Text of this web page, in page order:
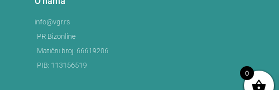
info@vgr.rs
PR Bizonline
Matični broj: 66619206
PIB: 113156519
0